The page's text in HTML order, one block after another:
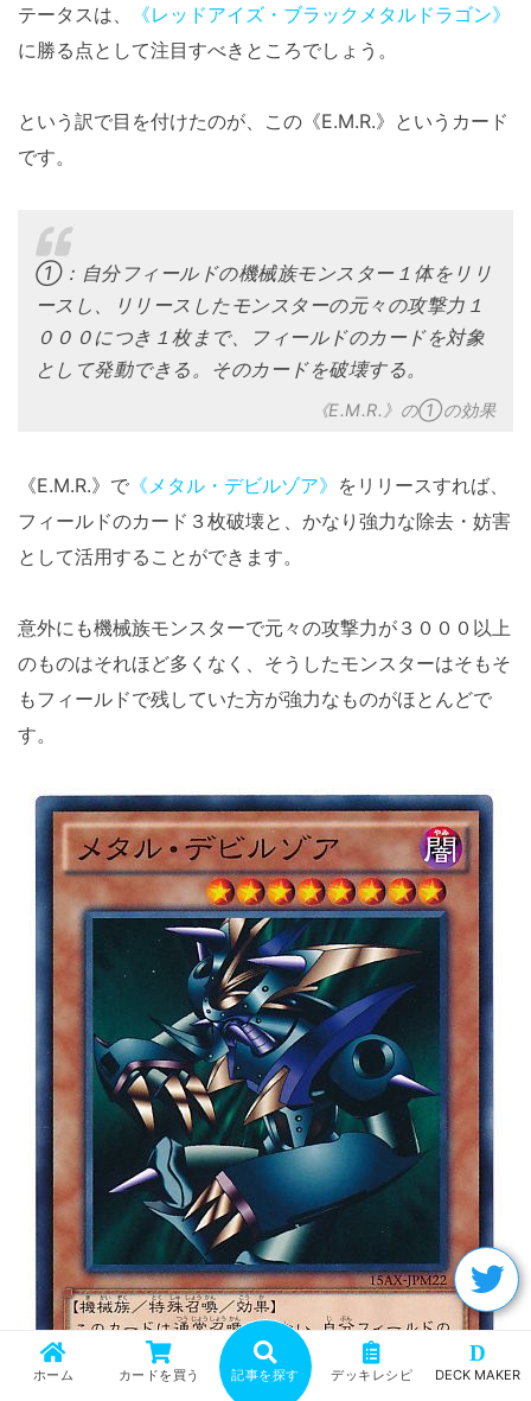
テータスは、
《レッドアイズ・ブラックメタルドラゴン》
に勝る点として注目すべきところでしょう。
という訳で目を付けたのが、この《E.M.R.》というカード
です。
①：自分フィールドの機械族モンスター１体をリリ
ースし、リリースしたモンスターの元々の攻撃力１
０００につき１枚まで、フィールドのカードを対象
として発動できる。そのカードを破壊する。
《E.M.R.》の①の効果
《E.M.R.》で 《メタル・デビルゾア》 をリリースすれば、
フィールドのカード３枚破壊と、かなり強力な除去・妨害
として活用することができます。
意外にも機械族モンスターで元々の攻撃力が３０００以上
のものはそれほど多くなく、そうしたモンスターはそもそ
もフィールドで残していた方が強力なものがほとんどで
す。
ホーム カードを買う 記事を探す デッキレシピ
D
DECK MAKER